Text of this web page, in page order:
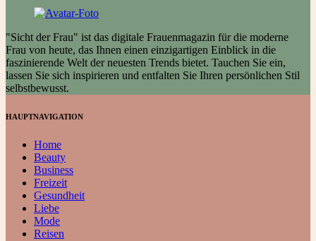
"Sicht der Frau" ist das digitale Frauenmagazin für die moderne
Frau von heute, das Ihnen einen einzigartigen Einblick in die
faszinierende Welt der neuesten Trends bietet. Tauchen Sie ein,
lassen Sie sich inspirieren und entfalten Sie Ihren persönlichen Stil
selbstbewusst.
HAUPTNAVIGATION
Home
Beauty
Business
Freizeit
Gesundheit
Liebe
Mode
Reisen